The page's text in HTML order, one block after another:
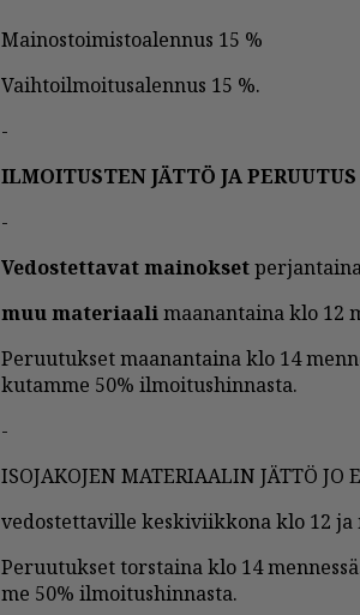
Mai­nos­toi­mis­to­a­len­nus 15 %
Vaih­toil­moi­tu­sa­len­nus 15 %.
-
IL­MOI­TUS­TEN JÄT­TÖ JA PE­RUU­TUS
-
Ve­dos­tet­ta­vat mai­nok­set
muu ma­te­ri­aa­limaa­nan­tai­na klo 12
Pe­ruu­tuk­set maa­nan­tai­na klo 14
ku­tam­me 50% il­moi­tus­hin­nas­ta.
-
ISO­JA­KO­JEN MA­TE­RI­AA­LIN JÄT­TÖ
ve­dos­tet­ta­vil­le kes­ki­viik­ko­na klo 12
Pe­ruu­tuk­set tors­tai­na klo 14
me 50% il­moi­tus­hin­nas­ta.